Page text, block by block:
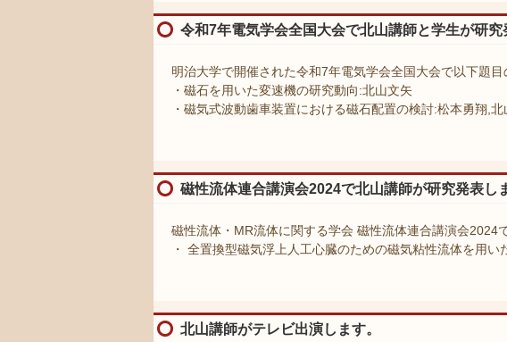
令和7年電気学会全国大会で北山講師と学生が研究
明治大学で開催された令和7年電気学会全国大会で以下題目
・磁石を用いた変速機の研究動向:北山文矢
・磁気式波動歯車装置における磁石配置の検討:松本勇翔,北
磁性流体連合講演会2024で北山講師が研究発表し
磁性流体・MR流体に関する学会 磁性流体連合講演会2024
・ 全置換型磁気浮上人工心臓のための磁気粘性流体を用
北山講師がテレビ出演します。